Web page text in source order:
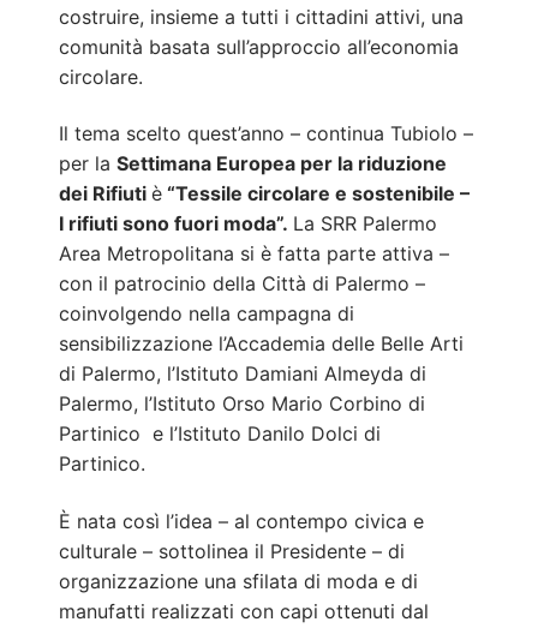
costruire, insieme a tutti i cittadini attivi, una
comunità basata sull’approccio all’economia
circolare.
Il tema scelto quest’anno – continua Tubiolo –
per laSettimana Europea per la riduzione
dei Rifiutiè “Tessile circolare e sostenibile –
I rifiuti sono fuori moda”. La SRR Palermo
Area Metropolitana si è fatta parte attiva –
con il patrocinio della Città di Palermo –
coinvolgendo nella campagna di
sensibilizzazione l’Accademia delle Belle Arti
di Palermo, l’Istituto Damiani Almeyda di
Palermo, l’Istituto Orso Mario Corbino di
Partinico e l’Istituto Danilo Dolci di
Partinico.
È nata così l’idea – al contempo civica e
culturale – sottolinea il Presidente – di
organizzazione una sfilata di moda e di
manufatti realizzati con capi ottenuti dal